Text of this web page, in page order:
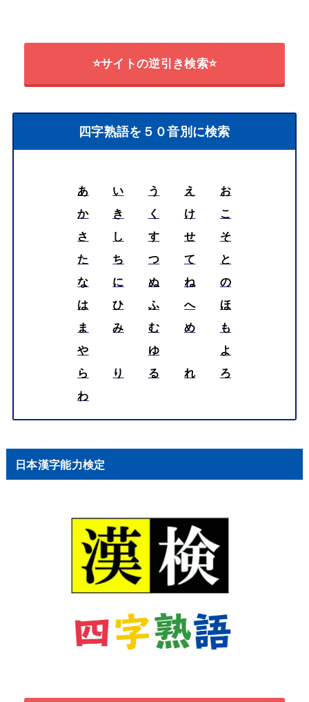
⭐サイトの逆引き検索⭐
四字熟語を５０音別に検索
あ い う え
お
か
き く け
こ
さ
し す せ
そ
た
ち つ て
と
な
に ぬ ね
の
は
ひ ふ へ
ほ
ま
み む め
も
や
ゆ
よ
ら
り る れ
ろ
わ
日本漢字能力検定